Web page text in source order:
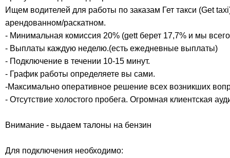
Ищем водителей для работы по заказам Гет такси (Get
арендованном/раскатном.
- Минимальная комиссия 20% (gett берет 17,7% и мы
- Выплаты каждую неделю.(есть ежедневные выплаты)
- Подключение в течении 10-15 минут.
- График работы определяете вы сами.
-Максимально оперативное решение всех возникших
- Отсутствие холостого пробега. Огромная клиентская
Внимание - выдаем талоны на бензин
Для подключения необходимо: